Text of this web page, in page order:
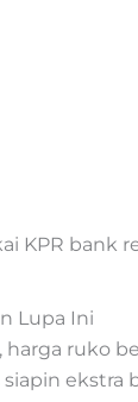
KPR
Lupa Ini
ruko
ekstra